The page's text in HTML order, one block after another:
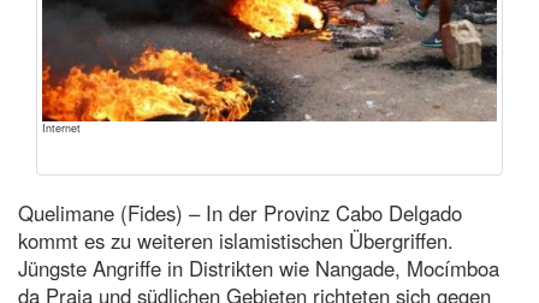
Internet
Quelimane (Fides) – In der Provinz Cabo Delgado
kommt es zu weiteren islamistischen Übergriffen.
Jüngste Angriffe in Distrikten wie Nangade, Mocímboa
da Praia und südlichen Gebieten richteten sich gegen